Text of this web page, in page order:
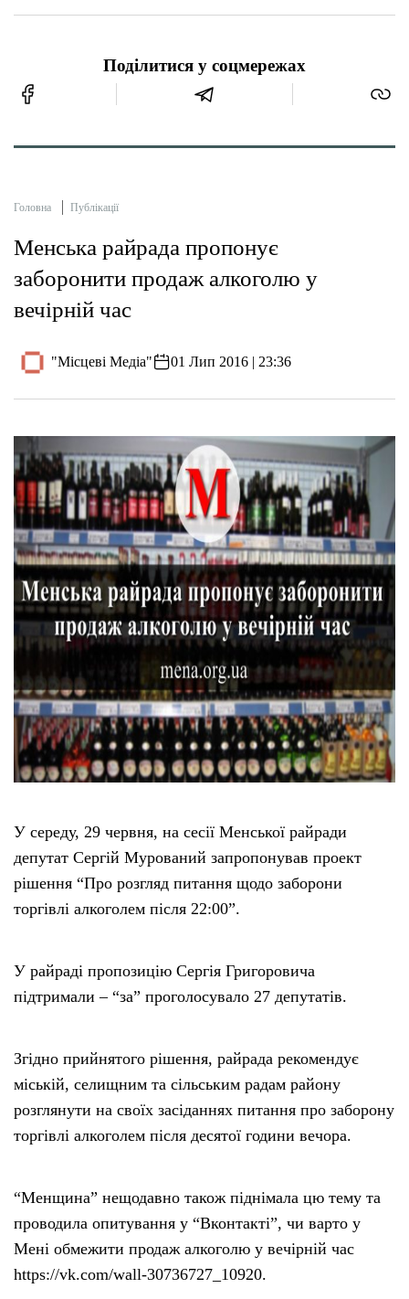
Поділитися у соцмережах
Головна Публікації
Менська райрада пропонує
заборонити продаж алкоголю у
вечірній час
"Місцеві Медіа" 01 Лип 2016 | 23:36
У середу, 29 червня, на сесії Менської райради
депутат Сергій Мурований запропонував проект
рішення “Про розгляд питання щодо заборони
торгівлі алкоголем після 22:00”.
У райраді пропозицію Сергія Григоровича
підтримали – “за” проголосувало 27 депутатів.
Згідно прийнятого рішення, райрада рекомендує
міській, селищним та сільським радам району
розглянути на своїх засіданнях питання про заборону
торгівлі алкоголем після десятої години вечора.
“Менщина” нещодавно також піднімала цю тему та
проводила опитування у “Вконтакті”, чи варто у
Мені обмежити продаж алкоголю у вечірній час
https://vk.com/wall-30736727_10920.